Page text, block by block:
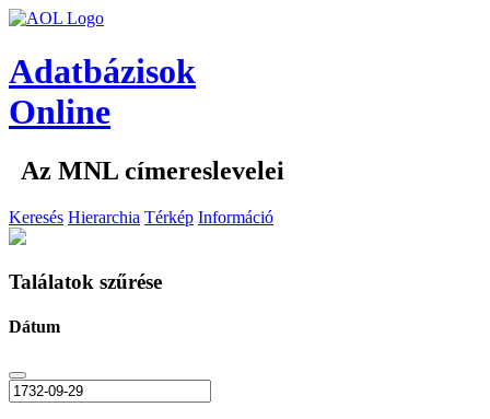
Adatbázisok
Online
Az MNL címereslevelei
Keresés Hierarchia Térkép Információ
Találatok szűrése
Dátum